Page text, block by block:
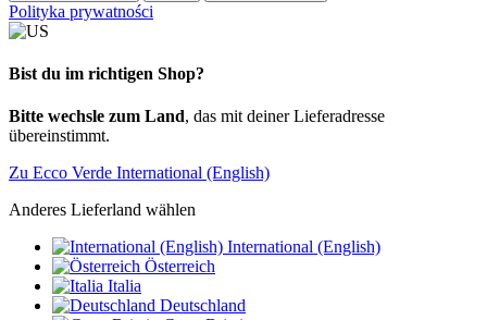
Polityka prywatności
Bist du im richtigen Shop?
Bitte wechsle zum Land, das mit deiner Lieferadresse
übereinstimmt.
Zu Ecco Verde International (English)
Anderes Lieferland wählen
International (English)
Österreich
Italia
Deutschland